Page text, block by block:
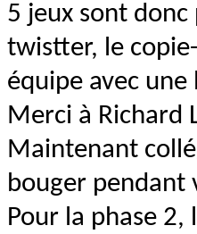
5 jeux sont donc
twistter, le
équipe avec
Merci à Richard
Maintenant
bouger pendant
Pour la phase